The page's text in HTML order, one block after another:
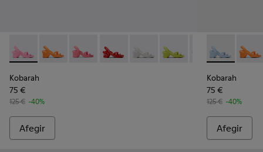
Kobarah - K100839-008 - Sandàlia unisex de color rosa
Kobarah - K100839-034 - Sandàlies sintètiques
Kobarah - K100839-032 - Sandàlies
Kobarah - K100839-030 - Sandalina
Kobarah - K100839-028 -
Kobarah - K100839-027
Kobarah -Kobarah -
Kobarah
75 €
125 € -40%
Afegir
Kobarah -
Kobarah
75 €
125 € -40%
Afegir